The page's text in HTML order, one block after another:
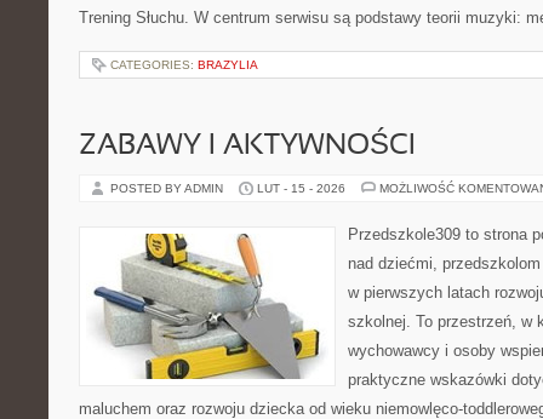
Trening Słuchu. W centrum serwisu są podstawy teorii muzyki:
CATEGORIES: BRAZYLIA
ZABAWY I AKTYWNOŚCI
POSTED BY ADMIN LUT - 15 - 2026 MOŻLIWOŚĆ
Przedszkole309 to strona
nad dziećmi,
w pierwszych latach
szkolnej. To przestrzeń, w
wychowawcy i osoby
praktyczne wskazówki
maluchem oraz rozwoju dziecka od wieku niemowlęco-